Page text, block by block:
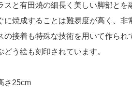
スと有田焼の細長く美しい脚部とを
に焼成することは難易度が高く、非
の接着も特殊な技術を用いて作られ
どう絵も刻印されています。
さ25cm